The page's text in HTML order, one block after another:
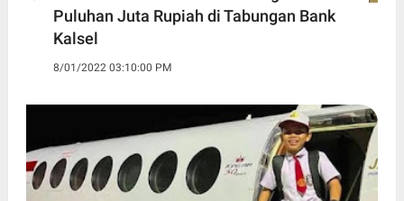
Puluhan Juta Rupiah di Tabungan Bank
Kalsel
8/01/2022 03:10:00 PM